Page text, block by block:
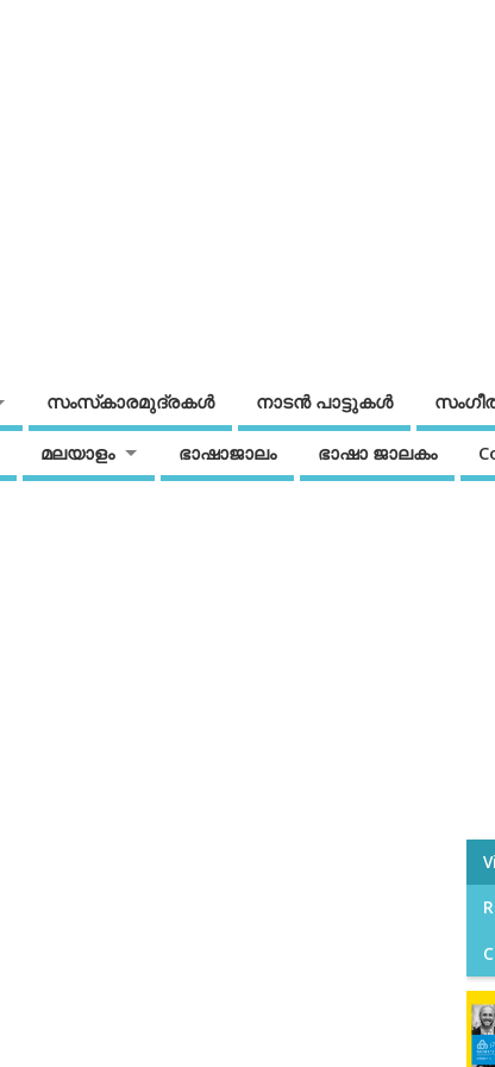
സംസ്‌കാരമുദ്രകള്‍ നാടന്‍ പാട്ടുകള്‍
മലയാളം ഭാഷാജാലം ഭാഷാ ജാലകം